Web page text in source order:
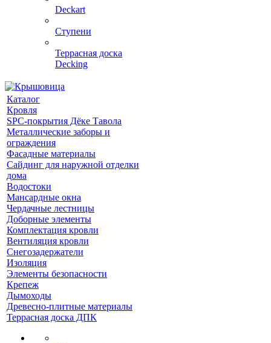
Deckart
Ступени
Террасная доска
Decking
Каталог
Кровля
SPC-покрытия Дёке Тавола
Металлические заборы и
ограждения
Фасадные материалы
Сайдинг для наружной отделки
дома
Водостоки
Мансардные окна
Чердачные лестницы
Доборные элементы
Комплектация кровли
Вентиляция кровли
Снегозадержатели
Изоляция
Элементы безопасности
Крепеж
Дымоходы
Древесно-плитные материалы
Террасная доска ДПК